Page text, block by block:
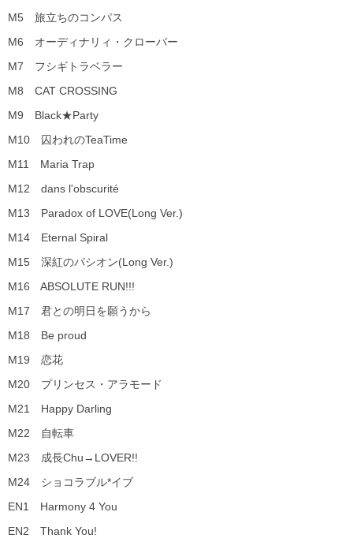
M5 旅立ちのコンパス
M6 オーディナリィ・クローバー
M7 フシギトラベラー
M8 CAT CROSSING
M9 Black★Party
M10 囚われのTeaTime
M11 Maria Trap
M12 dans l'obscurité
M13 Paradox of LOVE(Long Ver.)
M14 Eternal Spiral
M15 深紅のパシオン(Long Ver.)
M16 ABSOLUTE RUN!!!
M17 君との明日を願うから
M18 Be proud
M19 恋花
M20 プリンセス・アラモード
M21 Happy Darling
M22 自転車
M23 成長Chu→LOVER!!
M24 ショコラブル*イブ
EN1 Harmony 4 You
EN2 Thank You!